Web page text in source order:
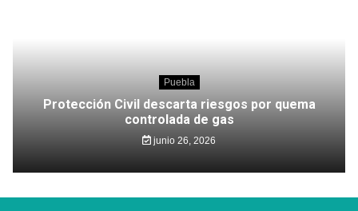
Puebla
Protección Civil descarta riesgos por quema
controlada de gas
junio 26, 2026